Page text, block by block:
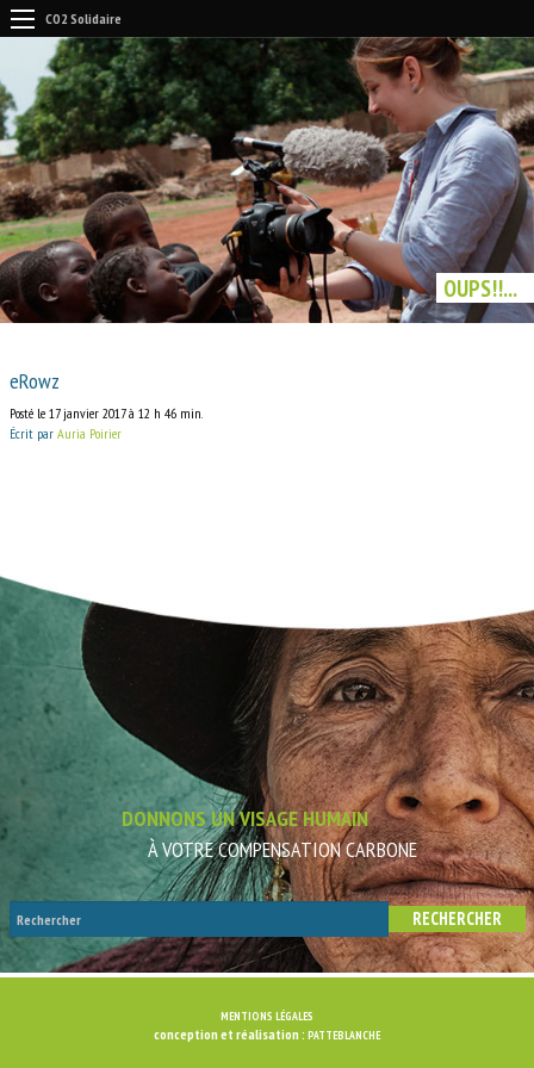
CO2 Solidaire
OUPS!!...
eRowz
Posté le 17 janvier 2017 à 12 h 46 min.
Écrit par Auria Poirier
DONNONS UN VISAGE HUMAIN
À VOTRE COMPENSATION CARBONE
MENTIONS LÉGALES
conception et réalisation : PATTEBLANCHE